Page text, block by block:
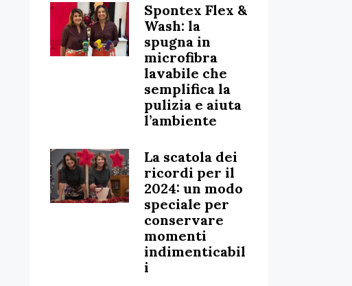
Spontex Flex &
Wash: la
spugna in
microfibra
lavabile che
semplifica la
pulizia e aiuta
l’ambiente
La scatola dei
ricordi per il
2024: un modo
speciale per
conservare
momenti
indimenticabil
i